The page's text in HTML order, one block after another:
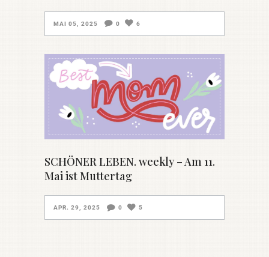
MAI 05, 2025 0 6
SCHÖNER LEBEN. weekly – Am 11.
Mai ist Muttertag
APR. 29, 2025 0 5